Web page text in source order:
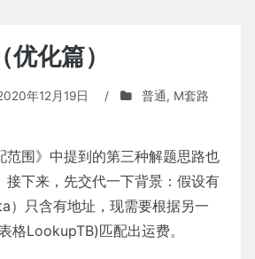
化篇）
年12月19日 / 普通, M套路
范围》中提到的第三种解题思路也
接下来，先交代一下背景：假设有
）只含有地址，现需要根据另一
格LookupTB)匹配出运费。